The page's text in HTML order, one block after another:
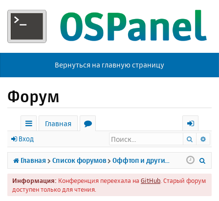
Вернуться на главную страницу
Форум
с
ы
л
к
Главная
р
у
м
х
о
д
Вход Поиск
Главная Список форумов
Информация: Конференция переехала на GitHub . Старый форум
доступен только для чтения.